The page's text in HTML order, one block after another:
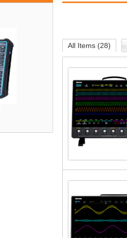
All Items (28)